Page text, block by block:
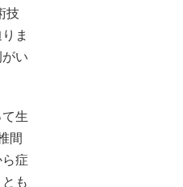
技
ま
い
生
間
症
も